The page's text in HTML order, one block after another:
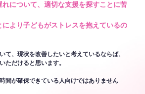
れについて、適切な支援を探すことに苦
により子どもがストレスを抱えているの
て、現状を改善したいと考えているならば、
ただけると思います。
間が確保できている人向けではありません